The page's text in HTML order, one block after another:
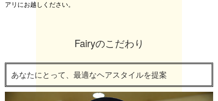
アリにお越しください。
Fairyのこだわり
あなたにとって、最適なヘアスタイルを提案